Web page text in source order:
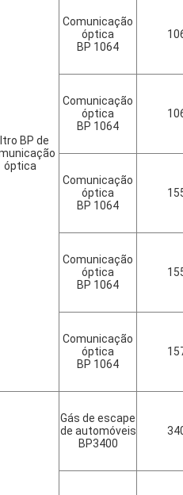
BP de
óptica
Comunicação
óptica
BP 1064
Comunicação
óptica
BP 1064
Comunicação
óptica
BP 1064
Comunicação
óptica
BP 1064
Comunicação
óptica
BP 1064
Gás de escape
de automóveis
BP3400